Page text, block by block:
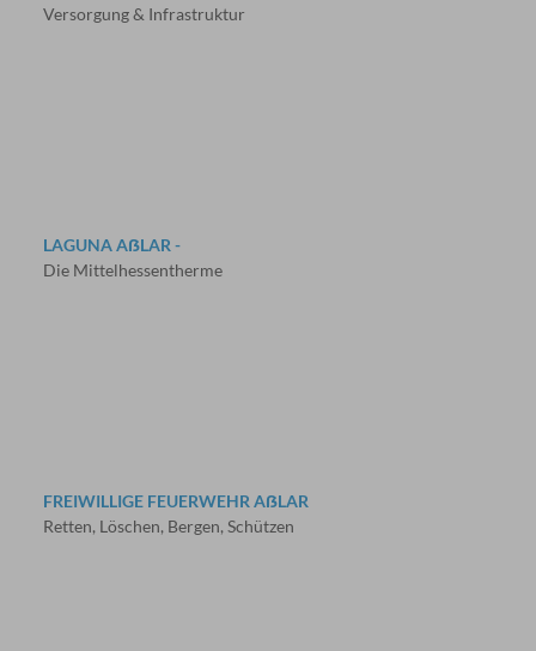
Versorgung & Infrastruktur
LAGUNA AẞLAR -
Die Mittelhessentherme
FREIWILLIGE FEUERWEHR AẞLAR
Retten, Löschen, Bergen, Schützen